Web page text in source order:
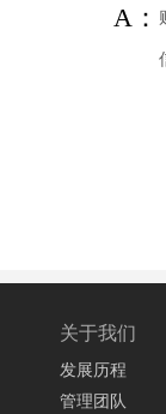
A：
关于我们
发展历程
管理团队